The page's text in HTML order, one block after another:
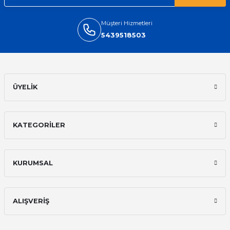
Ali Bilge Ertan | 11/09/2025
Abdulhamit Kalaycı | 13/06/2025
Müşteri Hizmetleri
5439518503
ÜYELİK
KATEGORİLER
KURUMSAL
ALIŞVERİŞ